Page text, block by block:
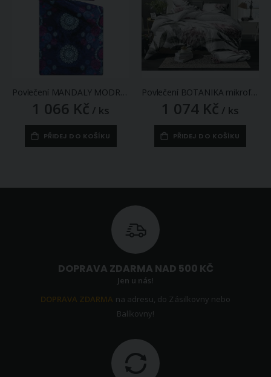
1 066 Kč / ks
PŘIDEJ DO KOŠÍKU
Povlečení BOTANIKA mikroflanel, růžové květy 140x200cm + 70x90cm
1 074 Kč / ks
PŘIDEJ DO KOŠÍKU
DOPRAVA ZDARMA NAD 500 KČ
Jen u nás!
DOPRAVA ZDARMA na adresu, do Zásilkovny nebo
Balíkovny!